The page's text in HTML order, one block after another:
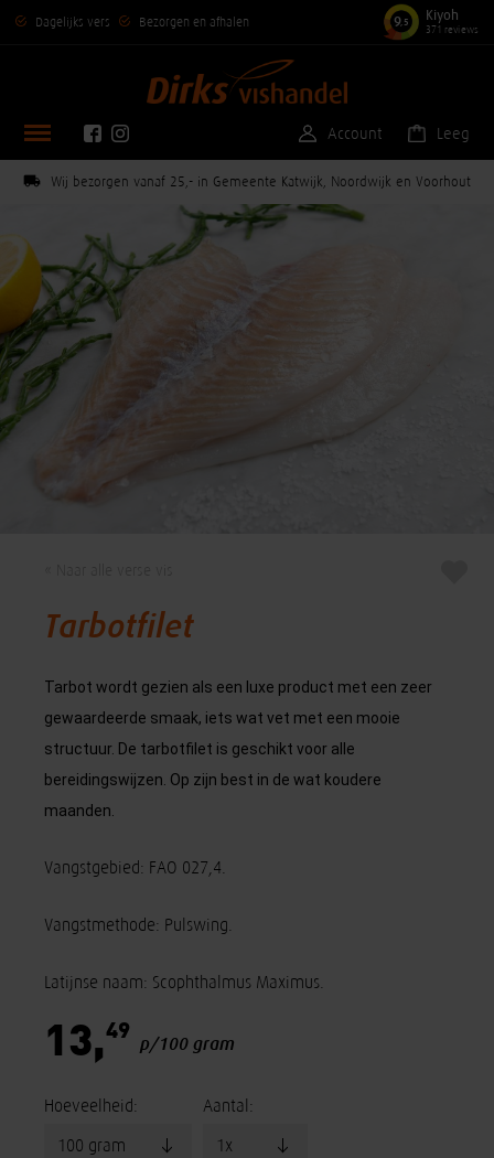
9,5 Kiyoh
371 reviews
Dagelijks vers Bezorgen en afhalen
Account Leeg
Wij bezorgen vanaf 25,- in Gemeente Katwijk, Noordwijk en Voorhout
Tarbotfilet
Tarbot wordt gezien als een luxe product met een zeer
gewaardeerde smaak, iets wat vet met een mooie
structuur. De tarbotfilet is geschikt voor alle
bereidingswijzen. Op zijn best in de wat koudere
maanden.
Vangstgebied: FAO 027,4.
Vangstmethode: Pulswing.
Latijnse naam: Scophthalmus Maximus.
13,49
p/100 gram
Hoeveelheid: Aantal: